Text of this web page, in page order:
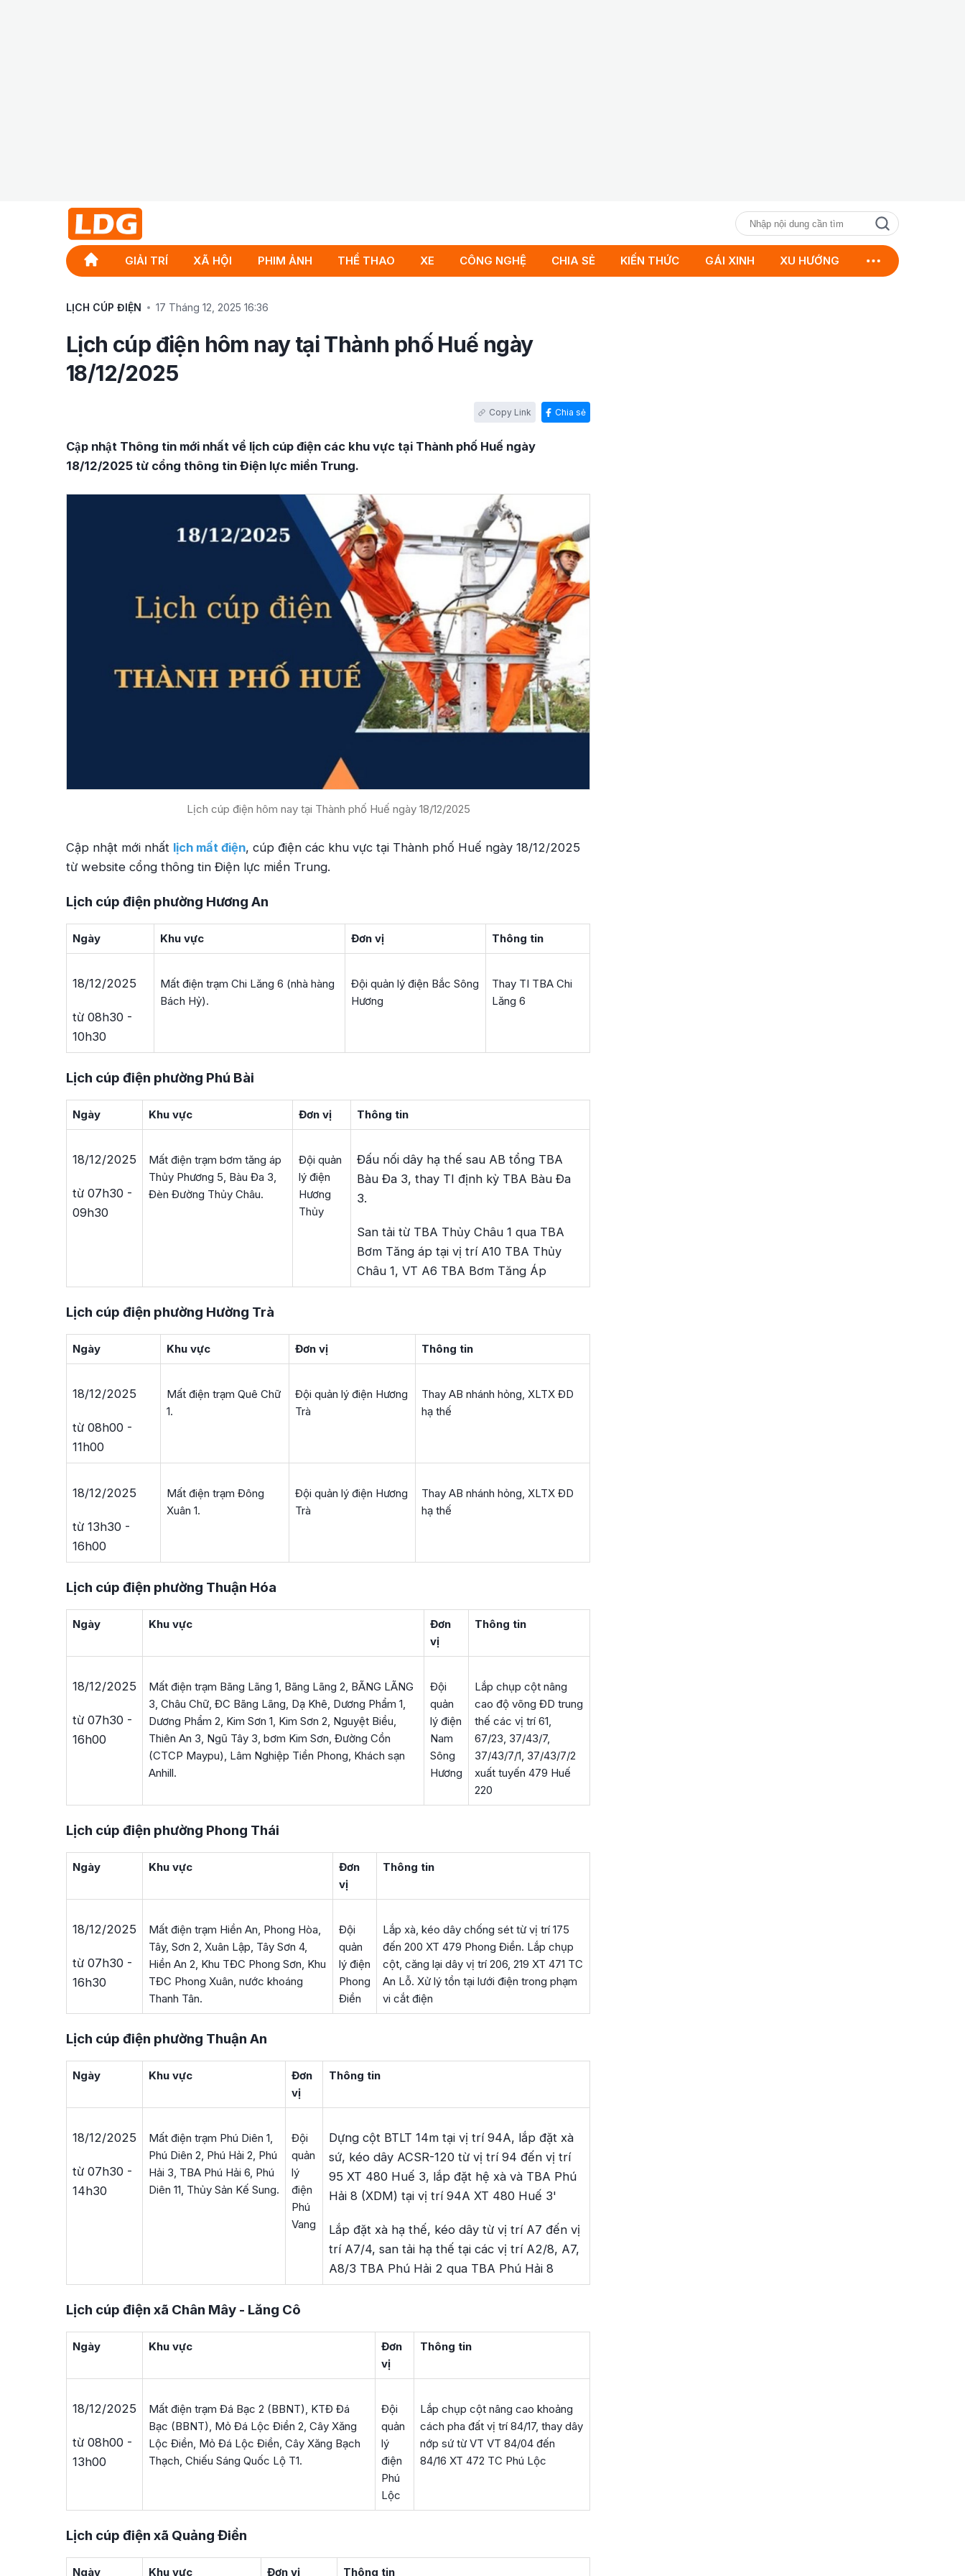
GIẢI TRÍ XÃ HỘI PHIM ẢNH THỂ THAO XE CÔNG NGHỆ CHIA SẺ KIẾN THỨC GÁI XINH XU HƯỚNG
LỊCH CÚP ĐIỆN 17 Tháng 12, 2025 16:36
Lịch cúp điện hôm nay tại Thành phố Huế ngày
18/12/2025
Chia sẻ
Cập nhật Thông tin mới nhất về lịch cúp điện các khu vực tại Thành phố Huế ngày
18/12/2025 từ cổng thông tin Điện lực miền Trung.
Lịch cúp điện hôm nay tại Thành phố Huế ngày 18/12/2025
Cập nhật mới nhất lịch mất điện, cúp điện các khu vực tại Thành phố Huế ngày 18/12/2025
từ website cổng thông tin Điện lực miền Trung.
Lịch cúp điện phường Hương An
Ngày Khu vực Đơn vị Thông tin
18/12/2025
từ 08h30 -
10h30
Mất điện trạm Chi Lăng 6 (nhà hàng
Bách Hỷ).
Đội quản lý điện Bắc Sông
Hương
Thay TI TBA Chi
Lăng 6
Lịch cúp điện phường Phú Bài
Ngày Khu vực Đơn vị Thông tin
18/12/2025
từ 07h30 -
09h30
Mất điện trạm bơm tăng áp
Thủy Phương 5, Bàu Đa 3,
Đèn Đường Thủy Châu.
Đội quản
lý điện
Hương
Thủy
Đấu nối dây hạ thế sau AB tổng TBA
Bàu Đa 3, thay TI định kỳ TBA Bàu Đa
3.
San tải từ TBA Thủy Châu 1 qua TBA
Bơm Tăng áp tại vị trí A10 TBA Thủy
Châu 1, VT A6 TBA Bơm Tăng Áp
Lịch cúp điện phường Hường Trà
Ngày Khu vực Đơn vị Thông tin
18/12/2025
từ 08h00 -
11h00
Mất điện trạm Quê Chữ
1.
Đội quản lý điện Hương
Trà
Thay AB nhánh hỏng, XLTX ĐD
hạ thế
18/12/2025
từ 13h30 -
16h00
Mất điện trạm Đông
Xuân 1.
Đội quản lý điện Hương
Trà
Thay AB nhánh hỏng, XLTX ĐD
hạ thế
Lịch cúp điện phường Thuận Hóa
Ngày Khu vực
Đơn
vị
Thông tin
18/12/2025
từ 07h30 -
16h00
Mất điện trạm Bãng Lãng 1, Bãng Lãng 2, BÃNG LÃNG
3, Châu Chữ, ĐC Bãng Lãng, Dạ Khê, Dương Phẩm 1,
Dương Phẩm 2, Kim Sơn 1, Kim Sơn 2, Nguyệt Biều,
Thiên An 3, Ngũ Tây 3, bơm Kim Sơn, Đường Cồn
(CTCP Maypu), Lâm Nghiệp Tiền Phong, Khách sạn
Anhill.
Đội
quản
lý điện
Nam
Sông
Hương
Lắp chụp cột nâng
cao độ võng ĐD trung
thế các vị trí 61,
67/23, 37/43/7,
37/43/7/1, 37/43/7/2
xuất tuyến 479 Huế
220
Lịch cúp điện phường Phong Thái
Ngày Khu vực
Đơn
vị
Thông tin
18/12/2025
từ 07h30 -
16h30
Mất điện trạm Hiền An, Phong Hòa,
Tây, Sơn 2, Xuân Lập, Tây Sơn 4,
Hiền An 2, Khu TĐC Phong Sơn, Khu
TĐC Phong Xuân, nước khoáng
Thanh Tân.
Đội
quản
lý điện
Phong
Điền
Lắp xà, kéo dây chống sét từ vị trí 175
đến 200 XT 479 Phong Điền. Lắp chụp
cột, căng lại dây vị trí 206, 219 XT 471 TC
An Lỗ. Xử lý tồn tại lưới điện trong phạm
vi cắt điện
Lịch cúp điện phường Thuận An
Ngày Khu vực
Đơn
vị
Thông tin
18/12/2025
từ 07h30 -
14h30
Mất điện trạm Phú Diên 1,
Phú Diên 2, Phú Hải 2, Phú
Hải 3, TBA Phú Hải 6, Phú
Diên 11, Thủy Sản Kế Sung.
Đội
quản
lý
điện
Phú
Vang
Dựng cột BTLT 14m tại vị trí 94A, lắp đặt xà
sứ, kéo dây ACSR-120 từ vị trí 94 đến vị trí
95 XT 480 Huế 3, lắp đặt hệ xà và TBA Phú
Hải 8 (XDM) tại vị trí 94A XT 480 Huế 3'
Lắp đặt xà hạ thế, kéo dây từ vị trí A7 đến vị
trí A7/4, san tải hạ thế tại các vị trí A2/8, A7,
A8/3 TBA Phú Hải 2 qua TBA Phú Hải 8
Lịch cúp điện xã Chân Mây - Lăng Cô
Ngày Khu vực
Đơn
vị
Thông tin
18/12/2025
từ 08h00 -
13h00
Mất điện trạm Đá Bạc 2 (BBNT), KTĐ Đá
Bạc (BBNT), Mỏ Đá Lộc Điền 2, Cây Xăng
Lộc Điền, Mỏ Đá Lộc Điền, Cây Xăng Bạch
Thạch, Chiếu Sáng Quốc Lộ T1.
Đội
quản
lý
điện
Phú
Lộc
Lắp chụp cột nâng cao khoảng
cách pha đất vị trí 84/17, thay dây
nớp sứ từ VT VT 84/04 đến
84/16 XT 472 TC Phú Lộc
Lịch cúp điện xã Quảng Điền
Ngày Khu vực Đơn vị Thông tin